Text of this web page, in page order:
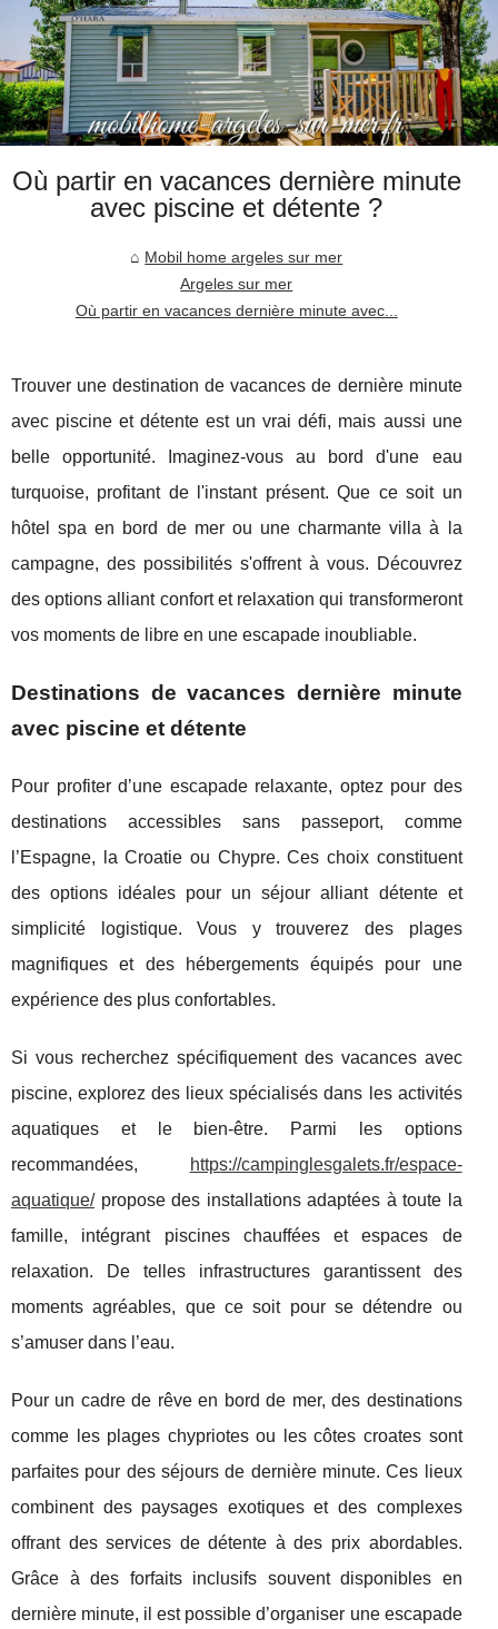
Où partir en vacances dernière minute
avec piscine et détente ?
Mobil home argeles sur mer
Argeles sur mer
Où partir en vacances dernière minute avec...
Trouver une destination de vacances de dernière minute
avec piscine et détente est un vrai défi, mais aussi une
belle opportunité. Imaginez-vous au bord d'une eau
turquoise, profitant de l'instant présent. Que ce soit un
hôtel spa en bord de mer ou une charmante villa à la
campagne, des possibilités s'offrent à vous. Découvrez
des options alliant confort et relaxation qui transformeront
vos moments de libre en une escapade inoubliable.
Destinations de vacances dernière minute
avec piscine et détente
Pour profiter d’une escapade relaxante, optez pour des
destinations accessibles sans passeport, comme
l’Espagne, la Croatie ou Chypre. Ces choix constituent
des options idéales pour un séjour alliant détente et
simplicité logistique. Vous y trouverez des plages
magnifiques et des hébergements équipés pour une
expérience des plus confortables.
Si vous recherchez spécifiquement des vacances avec
piscine, explorez des lieux spécialisés dans les activités
aquatiques et le bien-être. Parmi les options
recommandées,
https://campinglesgalets.fr/espace-
aquatique/propose des installations adaptées à toute la
famille, intégrant piscines chauffées et espaces de
relaxation. De telles infrastructures garantissent des
moments agréables, que ce soit pour se détendre ou
s’amuser dans l’eau.
Pour un cadre de rêve en bord de mer, des destinations
comme les plages chypriotes ou les côtes croates sont
parfaites pour des séjours de dernière minute. Ces lieux
combinent des paysages exotiques et des complexes
offrant des services de détente à des prix abordables.
Grâce à des forfaits inclusifs souvent disponibles en
dernière minute, il est possible d’organiser une escapade